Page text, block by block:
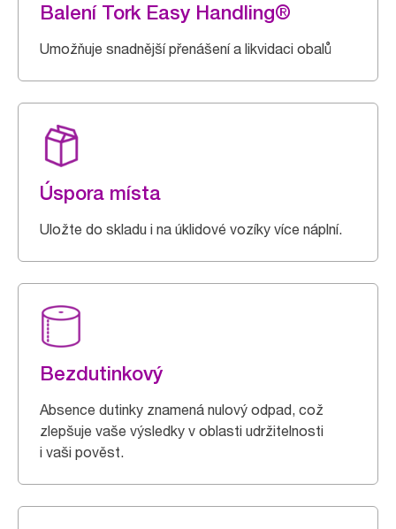
Balení Tork Easy Handling®
Umožňuje snadnější přenášení a likvidaci obalů
Úspora místa
Uložte do skladu i na úklidové vozíky více náplní.
Bezdutinkový
Absence dutinky znamená nulový odpad, což
zlepšuje vaše výsledky v oblasti udržitelnosti
i vaši pověst.